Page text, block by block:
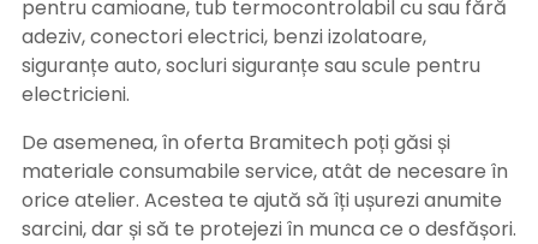
pentru camioane, tub termocontrolabil cu sau fără
adeziv, conectori electrici, benzi izolatoare,
siguranțe auto, socluri siguranțe sau scule pentru
electricieni.
De asemenea, în oferta Bramitech poți găsi și
materiale consumabile service, atât de necesare în
orice atelier. Acestea te ajută să îți ușurezi anumite
sarcini, dar și să te protejezi în munca ce o desfășori.